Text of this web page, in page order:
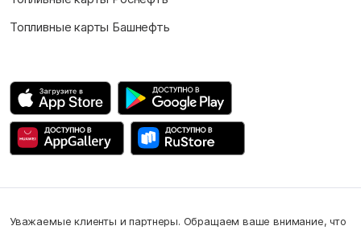
Топливные карты Башнефть
Уважаемые клиенты и партнеры. Обращаем ваше внимание, что